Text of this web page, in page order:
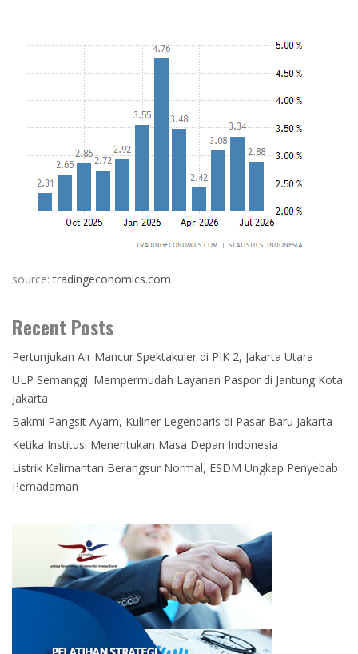
source:tradingeconomics.com
Recent Posts
Pertunjukan Air Mancur Spektakuler di PIK 2, Jakarta Utara
ULP Semanggi: Mempermudah Layanan Paspor di Jantung Kota
Jakarta
Bakmi Pangsit Ayam, Kuliner Legendaris di Pasar Baru Jakarta
Ketika Institusi Menentukan Masa Depan Indonesia
Listrik Kalimantan Berangsur Normal, ESDM Ungkap Penyebab
Pemadaman